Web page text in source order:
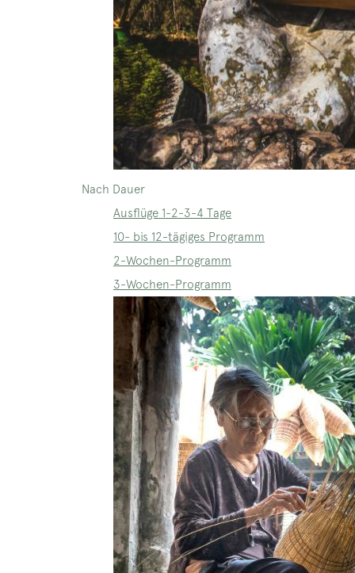
Nach Dauer
Ausflüge 1-2-3-4 Tage
10- bis 12-tägiges Programm
2-Wochen-Programm
3-Wochen-Programm